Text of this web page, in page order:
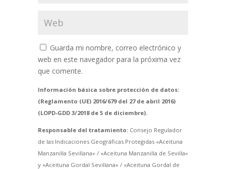
Guarda mi nombre, correo electrónico y
web en este navegador para la próxima vez
que comente.
Información básica sobre protección de datos:
(Reglamento (UE) 2016/679 del 27 de abril 2016)
(LOPD-GDD 3/2018 de 5 de diciembre).
Responsable del tratamiento:Consejo Regulador
de las Indicaciones Geográficas Protegidas «Aceituna
Manzanilla Sevillana» / «Aceituna Manzanilla de Sevilla»
y «Aceituna Gordal Sevillana» / «Aceituna Gordal de